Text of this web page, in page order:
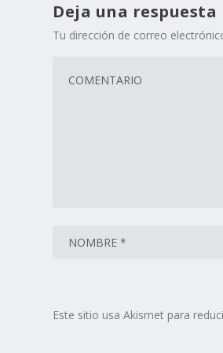
Deja una respuesta
Tu dirección de correo
Este sitio usa Akismet para